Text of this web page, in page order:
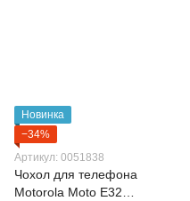
Новинка
−34%
Артикул: 0051838
Чохол для телефона
Motorola Moto E32